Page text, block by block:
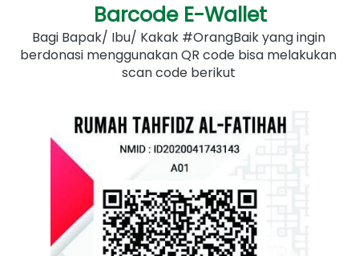
Barcode E-Wallet
Bagi Bapak/ Ibu/ Kakak #OrangBaik yang ingin
berdonasi menggunakan QR code bisa melakukan
scan code berikut